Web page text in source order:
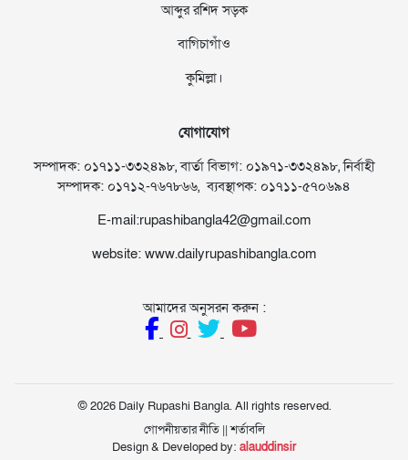
আব্দুর রশিদ সড়ক
বাগিচাগাঁও
কুমিল্লা।
যোগাযোগ
সম্পাদক: ০১৭১১-৩৩২৪৯৮, বার্তা বিভাগ: ০১৯৭১-৩৩২৪৯৮, নির্বাহী
সম্পাদক: ০১৭১২-৭৬৭৮৬৬, ব্যবস্থাপক: ০১৭১১-৫৭০৬৯৪
E-mail:rupashibangla42@gmail.com
website: www.dailyrupashibangla.com
আমাদের অনুসরন করুন :
© 2026 Daily Rupashi Bangla. All rights reserved.
গোপনীয়তার নীতি||শর্তাবলি
Design & Developed by: alauddinsir